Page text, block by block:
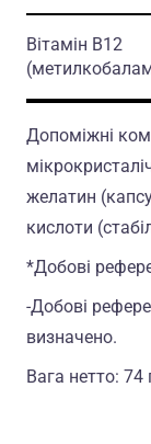
Вітамін В12
Допоміжні
желатин
кислоти
*Добові
-Добові
визначено.
Вага нетто: 74